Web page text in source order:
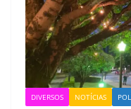
DIVERSOS NOTÍCIAS